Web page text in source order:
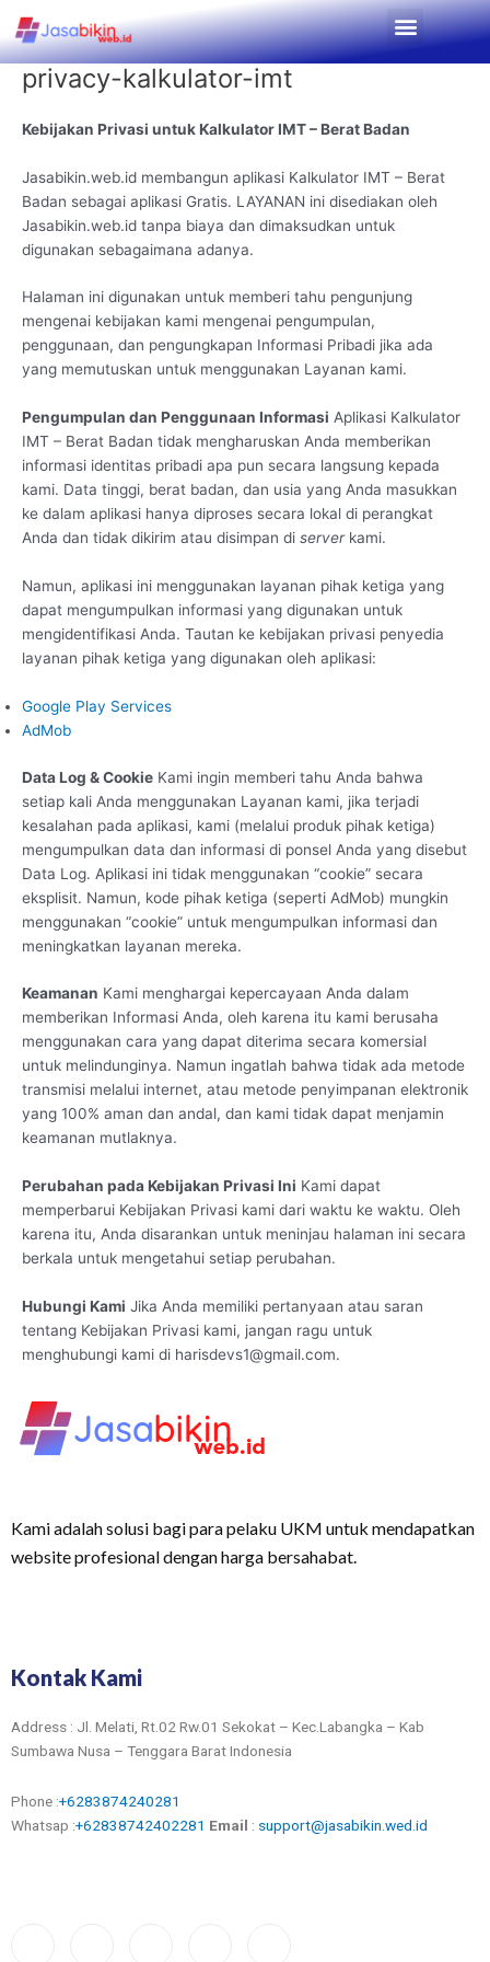
konten
Menu
privacy-kalkulator-imt
Kebijakan Privasi untuk Kalkulator IMT – Berat Badan
Jasabikin.web.id membangun aplikasi Kalkulator IMT – Berat
Badan sebagai aplikasi Gratis. LAYANAN ini disediakan oleh
Jasabikin.web.id tanpa biaya dan dimaksudkan untuk
digunakan sebagaimana adanya.
Halaman ini digunakan untuk memberi tahu pengunjung
mengenai kebijakan kami mengenai pengumpulan,
penggunaan, dan pengungkapan Informasi Pribadi jika ada
yang memutuskan untuk menggunakan Layanan kami.
Pengumpulan dan Penggunaan Informasi Aplikasi Kalkulator
IMT – Berat Badan tidak mengharuskan Anda memberikan
informasi identitas pribadi apa pun secara langsung kepada
kami. Data tinggi, berat badan, dan usia yang Anda masukkan
ke dalam aplikasi hanya diproses secara lokal di perangkat
Anda dan tidak dikirim atau disimpan di serverkami.
Namun, aplikasi ini menggunakan layanan pihak ketiga yang
dapat mengumpulkan informasi yang digunakan untuk
mengidentifikasi Anda. Tautan ke kebijakan privasi penyedia
layanan pihak ketiga yang digunakan oleh aplikasi:
Google Play Services
AdMob
Data Log & Cookie Kami ingin memberi tahu Anda bahwa
setiap kali Anda menggunakan Layanan kami, jika terjadi
kesalahan pada aplikasi, kami (melalui produk pihak ketiga)
mengumpulkan data dan informasi di ponsel Anda yang disebut
Data Log. Aplikasi ini tidak menggunakan “cookie” secara
eksplisit. Namun, kode pihak ketiga (seperti AdMob) mungkin
menggunakan “cookie” untuk mengumpulkan informasi dan
meningkatkan layanan mereka.
Keamanan Kami menghargai kepercayaan Anda dalam
memberikan Informasi Anda, oleh karena itu kami berusaha
menggunakan cara yang dapat diterima secara komersial
untuk melindunginya. Namun ingatlah bahwa tidak ada metode
transmisi melalui internet, atau metode penyimpanan elektronik
yang 100% aman dan andal, dan kami tidak dapat menjamin
keamanan mutlaknya.
Perubahan pada Kebijakan Privasi Ini Kami dapat
memperbarui Kebijakan Privasi kami dari waktu ke waktu. Oleh
karena itu, Anda disarankan untuk meninjau halaman ini secara
berkala untuk mengetahui setiap perubahan.
Hubungi Kami Jika Anda memiliki pertanyaan atau saran
tentang Kebijakan Privasi kami, jangan ragu untuk
menghubungi kami di harisdevs1@gmail.com.
Kami adalah solusi bagi para pelaku UKM untuk mendapatkan
website profesional dengan harga bersahabat.
Kontak Kami
Address : Jl. Melati, Rt.02 Rw.01 Sekokat – Kec.Labangka – Kab
Sumbawa Nusa – Tenggara Barat Indonesia
Phone :+6283874240281
Whatsap :+62838742402281 Email : support@jasabikin.wed.id